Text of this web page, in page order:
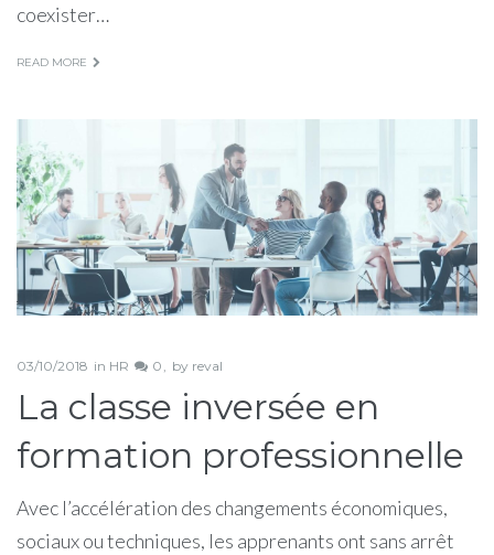
coexister…
READ MORE
03/10/2018 in HR 0 by reval
La classe inversée en
formation professionnelle
Avec l’accélération des changements économiques,
sociaux ou techniques, les apprenants ont sans arrêt